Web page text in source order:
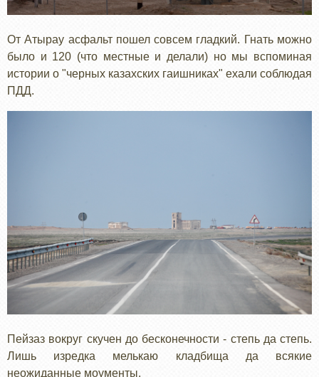
От Атырау асфальт пошел совсем гладкий. Гнать можно
было и 120 (что местные и делали) но мы вспоминая
истории о "черных казахских гаишниках" ехали соблюдая
ПДД.
Пейзаз вокруг скучен до бесконечности - степь да степь.
Лишь изредка мелькаю кладбища да всякие
неожиданные моументы.